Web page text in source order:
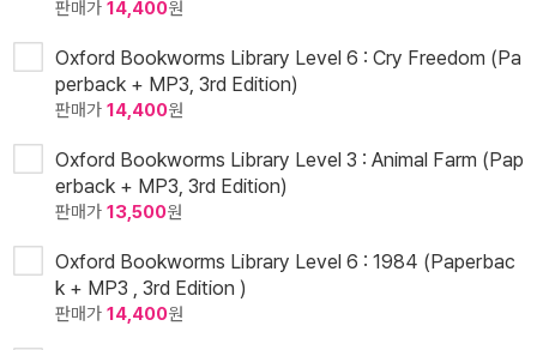
판매가 14,400원
Oxford Bookworms Library Level 6 : Cry Freedom (Pa
perback + MP3, 3rd Edition)
판매가 14,400원
Oxford Bookworms Library Level 3 : Animal Farm (Pap
erback + MP3, 3rd Edition)
판매가 13,500원
Oxford Bookworms Library Level 6 : 1984 (Paperbac
k + MP3 , 3rd Edition )
판매가 14,400원